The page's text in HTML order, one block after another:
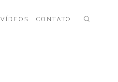
VÍDEOS CONTATO